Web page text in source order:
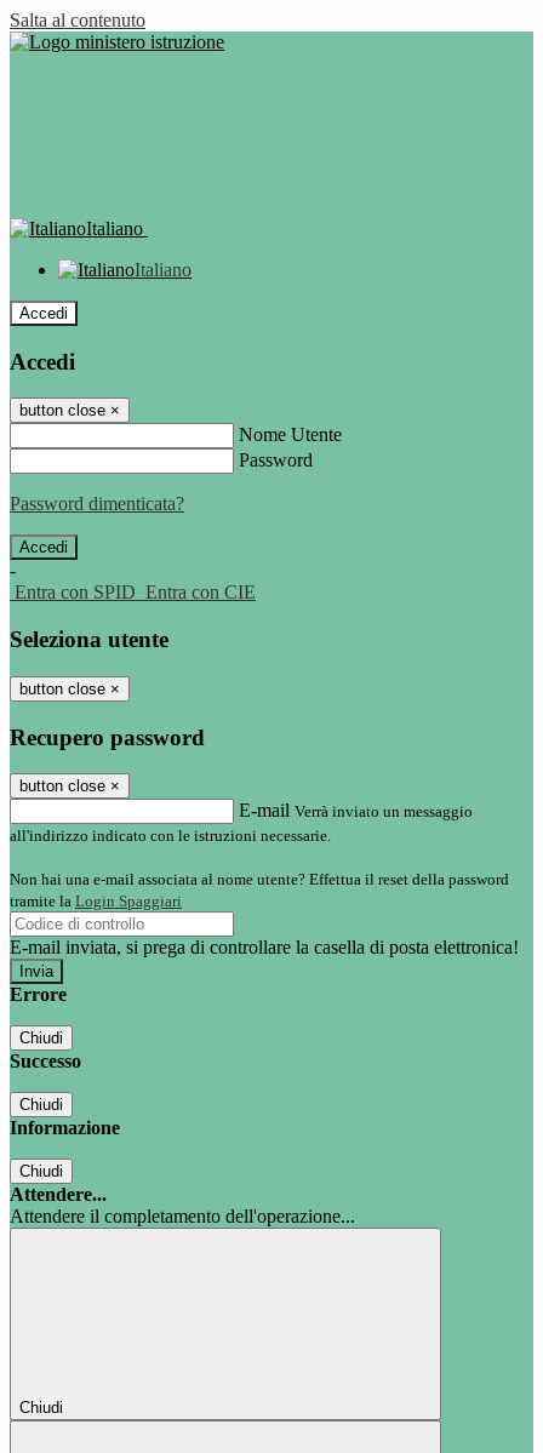
Salta al contenuto
Italiano
Italiano
Accedi
Accedi
button close ×
Nome Utente
Password
Password dimenticata?
-
Entra con SPID Entra con CIE
Seleziona utente
button close ×
Recupero password
button close ×
E-mail Verrà inviato un messaggio
all'indirizzo indicato con le istruzioni necessarie.
Non hai una e-mail associata al nome utente? Effettua il reset della password
tramite la Login Spaggiari
E-mail inviata, si prega di controllare la casella di posta elettronica!
Errore
Chiudi
Successo
Chiudi
Informazione
Chiudi
Attendere...
Attendere il completamento dell'operazione...
Chiudi